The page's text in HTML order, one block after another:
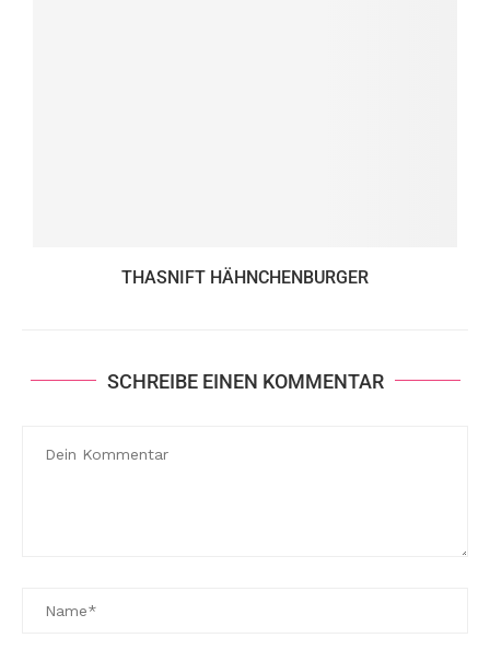
THASNIFT HÄHNCHENBURGER
SCHREIBE EINEN KOMMENTAR